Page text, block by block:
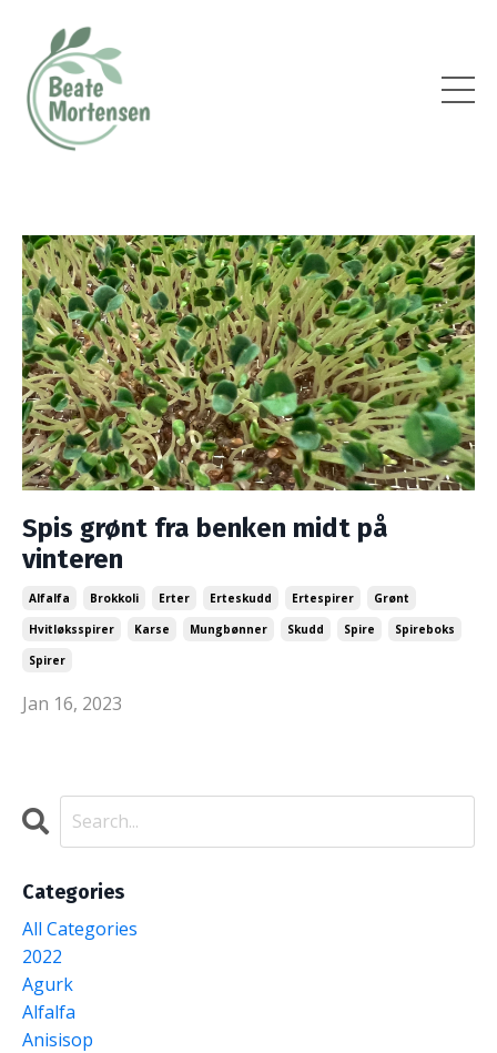
Spis grønt fra benken midt på
vinteren
Alfalfa Brokkoli Erter Erteskudd Ertespirer
Grønt
Hvitløksspirer
Karse Mungbønner Skudd Spire
Spireboks
Spirer
Jan 16, 2023
Categories
All Categories
2022
Agurk
Alfalfa
Anisisop